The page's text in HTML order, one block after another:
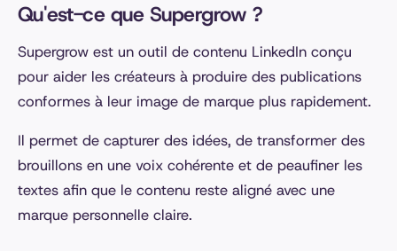
Qu'est-ce que Supergrow ?
Supergrow est un outil de contenu LinkedIn conçu
pour aider les créateurs à produire des publications
conformes à leur image de marque plus rapidement.
Il permet de capturer des idées, de transformer des
brouillons en une voix cohérente et de peaufiner les
textes afin que le contenu reste aligné avec une
marque personnelle claire.